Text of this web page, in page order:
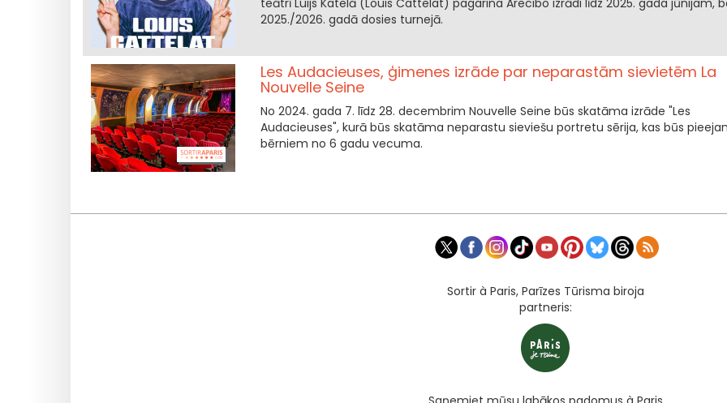
teātrī Luijs Katelā (Louis Cattelat) pagarina Arecibo izrādi līdz 2025. gada jūnijam,
2025./2026. gadā dosies turnejā.
Les Audacieuses, ģimenes izrāde par neparastām sievietēm La
Nouvelle Seine
No 2024. gada 7. līdz 28. decembrim Nouvelle Seine būs skatāma izrāde "Les
Audacieuses", kurā būs skatāma neparastu sieviešu portretu sērija, kas būs
bērniem no 6 gadu vecuma.
Sortir à Paris, Parīzes Tūrisma biroja
partneris: